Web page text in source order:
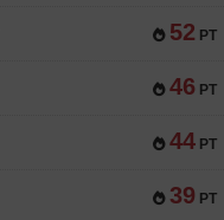
52 PT
46 PT
44 PT
39 PT